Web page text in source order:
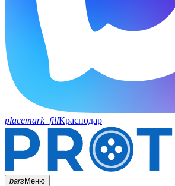
placemark_fillКраснодар
barsМеню